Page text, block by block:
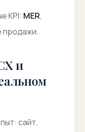
KPI: MER,
продажи.
и
сайт,